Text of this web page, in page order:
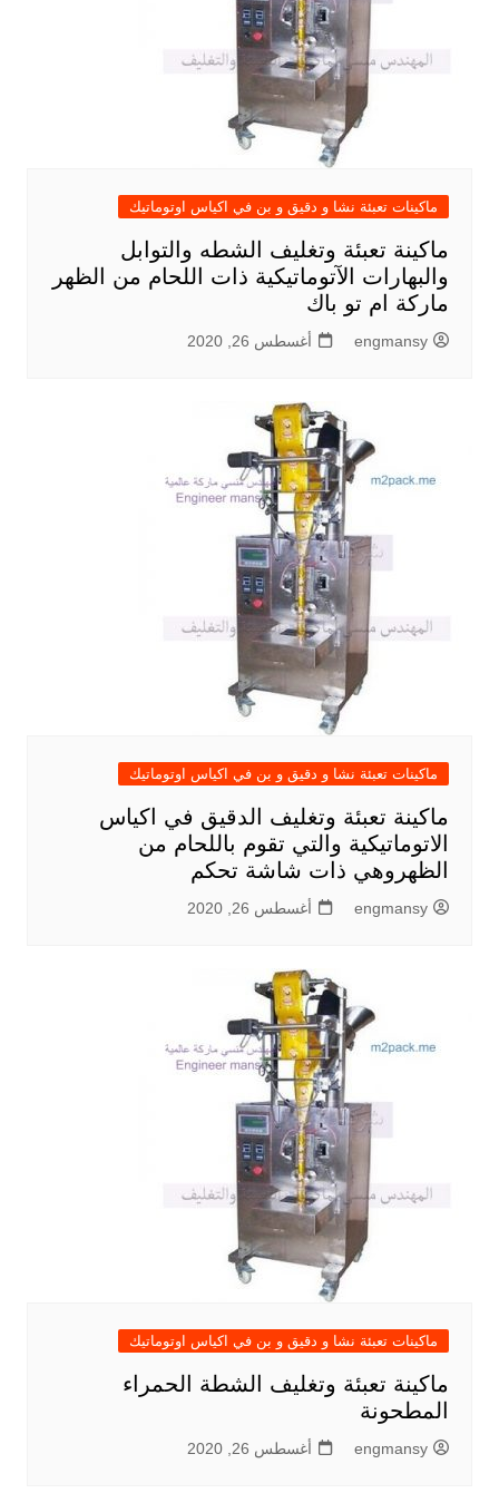
ماكينات تعبئة نشا و دقيق و بن في اكياس اوتوماتيك
ماكينة تعبئة وتغليف الشطه والتوابل
والبهارات الآتوماتيكية ذات اللحام من الظهر
ماركة ام تو باك
engmansy أغسطس 26, 2020
ماكينات تعبئة نشا و دقيق و بن في اكياس اوتوماتيك
ماكينة تعبئة وتغليف الدقيق في اكياس
الاتوماتيكية والتي تقوم باللحام من
الظهروهي ذات شاشة تحكم
engmansy أغسطس 26, 2020
ماكينات تعبئة نشا و دقيق و بن في اكياس اوتوماتيك
ماكينة تعبئة وتغليف الشطة الحمراء
المطحونة
engmansy أغسطس 26, 2020